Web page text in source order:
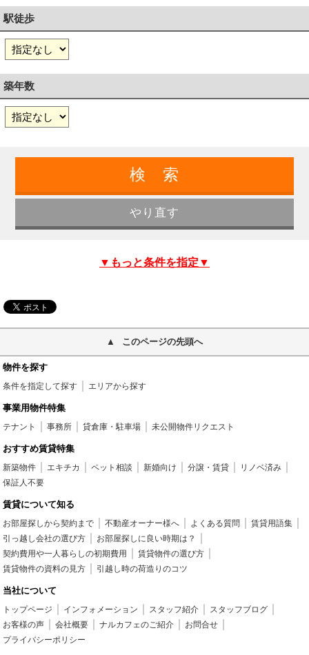
駅徒歩
築年数
▼もっと条件を指定▼
このページの先頭へ
物件を探す
条件を指定して探す エリアから探す
事業用物件特集
テナント 事務所 貸倉庫・駐車場 未公開物件リクエスト
おすすめ賃貸特集
新築物件 エキチカ ペット相談 新婚向け 分譲・賃貸
リノベ済み
保証人不要
賃貸について知る
お部屋探しから契約まで 不動産オーナー様へ よくある質問
賃貸用語集
引っ越し会社の選び方
お部屋探しに良い時期は？
契約費用や一人暮らしの初期費用
賃貸物件の選び方
賃貸物件の資料の見方
引越し時の荷造りのコツ
当社について
トップページ インフォメーション スタッフ紹介
スタッフブログ
お客様の声
会社概要 ナルカフェのご紹介
お問合せ
プライバシーポリシー